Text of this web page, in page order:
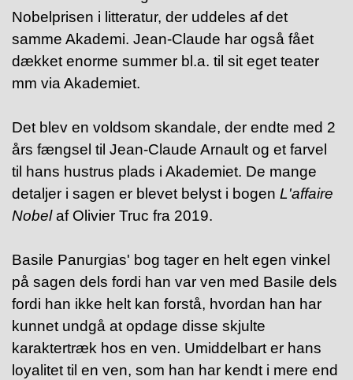
Nobelprisen i litteratur, der uddeles af det
samme Akademi. Jean-Claude har også fået
dækket enorme summer bl.a. til sit eget teater
mm via Akademiet.
Det blev en voldsom skandale, der endte med 2
års fængsel til Jean-Claude Arnault og et farvel
til hans hustrus plads i Akademiet. De mange
detaljer i sagen er blevet belyst i bogen L'affaire
Nobelaf Olivier Truc fra 2019.
Basile Panurgias' bog tager en helt egen vinkel
på sagen dels fordi han var ven med Basile dels
fordi han ikke helt kan forstå, hvordan han har
kunnet undgå at opdage disse skjulte
karaktertræk hos en ven. Umiddelbart er hans
loyalitet til en ven, som han har kendt i mere end